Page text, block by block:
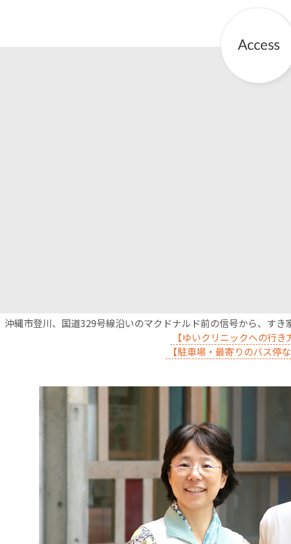
沖縄市登川、国道329号線沿いのマクドナルド前の信号から、すき
【ゆいクリニックへの行き
【駐車場・最寄りのバス停